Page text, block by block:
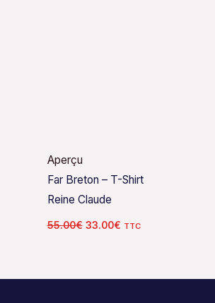
Aperçu
Far Breton – T-Shirt
Reine Claude
55.00€ 33.00€ TTC